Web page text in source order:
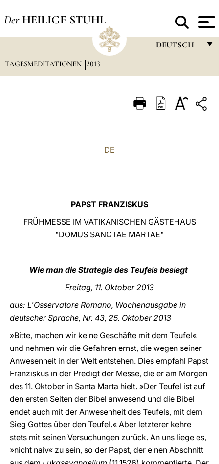
Der HEILIGE STUHL
DEUTSCH
ITALIANO
中文
LATINE
TAGESMEDITATIONEN 2013
DE
PAPST FRANZISKUS
FRÜHMESSE IM VATIKANISCHEN GÄSTEHAUS
"DOMUS SANCTAE MARTAE"
Wie man die Strategie des Teufels besiegt
Freitag, 11. Oktober 2013
aus: L'Osservatore Romano, Wochenausgabe in
deutscher Sprache, Nr. 43, 25. Oktober2013
»Bitte, machen wir keine Geschäfte mit dem Teufel«
und nehmen wir die Gefahren ernst, die wegen seiner
Anwesenheit in der Welt entstehen. Dies empfahl Papst
Franziskus in der Predigt der Messe, die er am Morgen
des 11. Oktober in Santa Marta hielt. »Der Teufel ist auf
den ersten Seiten der Bibel anwesend und die Bibel
endet auch mit der Anwesenheit des Teufels, mit dem
Sieg Gottes über den Teufel.« Aber letzterer kehre
stets mit seinen Versuchungen zurück. An uns liege es,
»nicht naiv« zu sein, so der Papst, der einen Abschnitt